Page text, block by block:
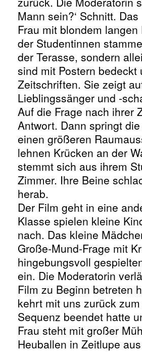
Mann sein?‘ Schnitt.
Frau mit blondem
der Studentinnen
der Terasse, sondern
sind mit Postern
Zeitschriften. Sie zeigt
Lieblingssänger und -
Auf die Frage nach ihrer
Antwort. Dann springt
einen größeren
lehnen Krücken an der
stemmt sich aus ihrem
Zimmer. Ihre Beine
herab.
Der Film geht in eine
Klasse spielen kleine
nach. Das kleine
Große-Mund-Frage mit
hingebungsvoll
ein. Die Moderatorin
Film zu Beginn betreten
kehrt mit uns zurück
Sequenz beendet hatte
Frau steht mit großer
Heuballen in Zeitlupe